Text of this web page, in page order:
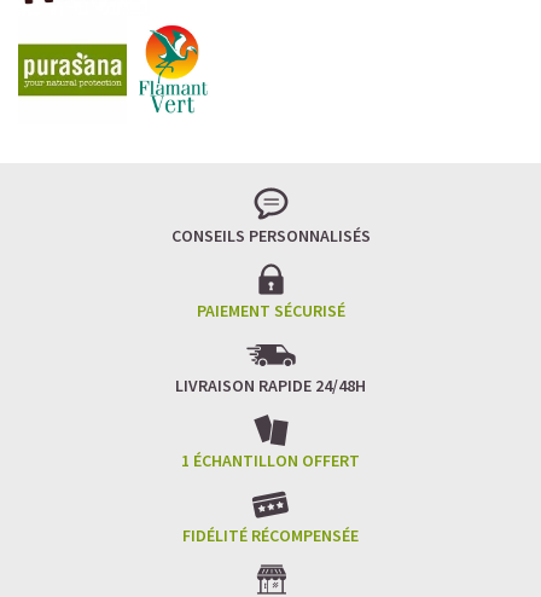
CONSEILS PERSONNALISÉS
PAIEMENT SÉCURISÉ
LIVRAISON RAPIDE 24/48H
1 ÉCHANTILLON OFFERT
FIDÉLITÉ RÉCOMPENSÉE